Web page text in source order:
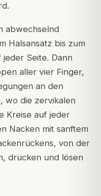
abwechselnd
Halsansatz bis zum
Seite. Dann
aller vier Finger,
an den
wo die zervikalen
Kreise auf jeder
Nacken mit sanftem
von der
drücken und lösen